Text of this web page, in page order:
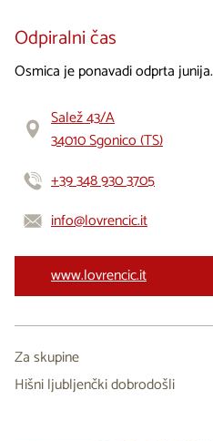
Odpiralni čas
Osmica je ponavadi odprta junija.
Salež 43/A
34010 Sgonico (TS)
+39 348 930 3705
info@lovrencic.it
www.lovrencic.it
Za skupine
Hišni ljubljenčki dobrodošli